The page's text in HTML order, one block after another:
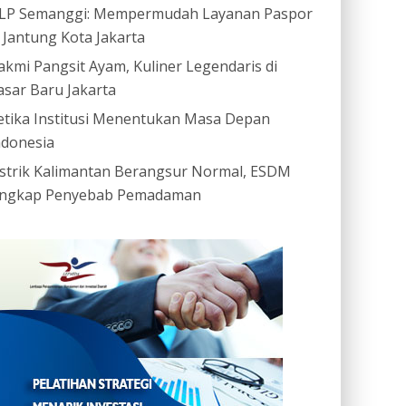
Semanggi: Mempermudah Layanan Paspor
Kota Jakarta
Pangsit Ayam, Kuliner Legendaris di
Baru Jakarta
Institusi Menentukan Masa Depan
Kalimantan Berangsur Normal, ESDM
Penyebab Pemadaman